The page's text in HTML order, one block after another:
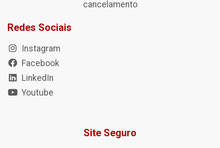
cancelamento
Redes Sociais
Instagram
Facebook
LinkedIn
Youtube
Site Seguro